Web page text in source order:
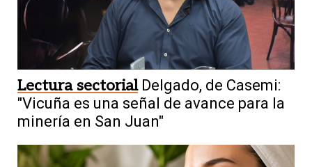
Lectura sectorial Delgado, de Casemi:
"Vicuña es una señal de avance para la
minería en San Juan"